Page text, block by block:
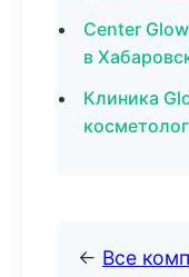
Center
в
Клиника
← Все